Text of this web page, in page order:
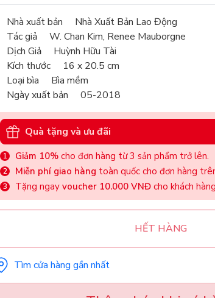
Nhà xuất bản Nhà Xuất Bản Lao Động
Tác giả W. Chan Kim, Renee Mauborgne
Dịch Giả Huỳnh Hữu Tài
Kích thước 16 x 20.5 cm
Loại bìa Bìa mềm
Ngày xuất bản 05-2018
Quà tặng và ưu đãi
Giảm 10% cho đơn hàng từ 3 sản phẩm trở lên.
Miễn phí giao hàng toàn quốc cho đơn hàng
Tặng ngay voucher 10.000 VNĐ cho khách
HẾT HÀNG
Tìm cửa hàng gần nhất